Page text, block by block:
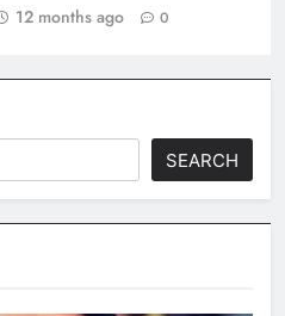
12 months ago 0
SEARCH